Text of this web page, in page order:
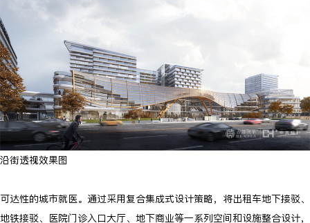
沿街透视效果图
可达性的城市就医。通过采用复合集成式设计策略，将出租车地下接驳、
地铁接驳、医院门诊入口大厅、地下商业等一系列空间和设施整合设计，